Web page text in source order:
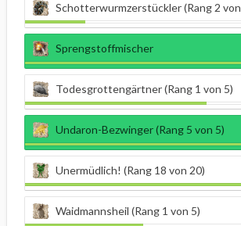
Schotterwurmzerstückler (Rang 2
Sprengstoffmischer
Todesgrottengärtner (Rang 1 von 5)
Undaron-Bezwinger (Rang 5 von 5)
Unermüdlich! (Rang 18 von 20)
Waidmannsheil (Rang 1 von 5)